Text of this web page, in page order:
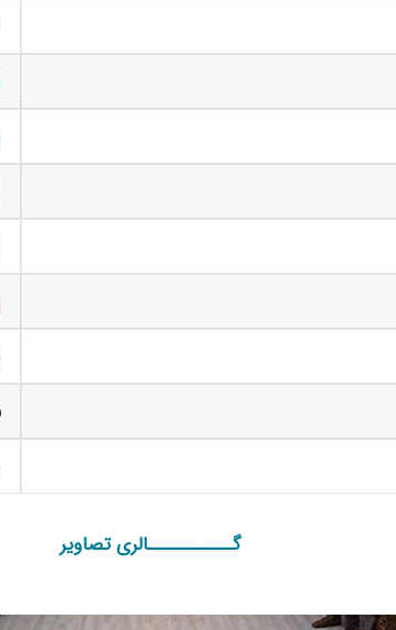
گـــــــــــالری تصاویر